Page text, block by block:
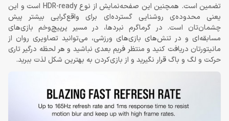
تضمین است. همچنین این صفحه‌نمایش از نوع HDR-ready است و این
یعنی محدوده‌ی روشنایی گسترده‌ای برای واقع‌گرایی بیشتر پیش
چشمان‌تان است. در گرماگرم نبردها، در مسیر پرپیچ‌وخم بازی‌های
مسابقه‌ای و در تنش‌های بازی‌های ورزشی، می‌توانید تصاویری روان از
مانیتورتان دریافت کنید و منتظر فریم بعدی نباشید و هر لحظه درگیر تاری
حرکت و لگ و باگ قرار نگیرید و از بازی‌کردن به بهترین شکل لذت ببرید.